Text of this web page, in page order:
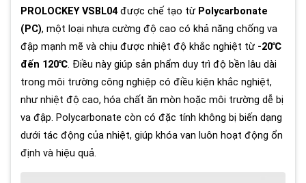
PROLOCKEY VSBL04 được chế tạo từ Polycarbonate
(PC), một loại nhựa cường độ cao có khả năng chống va
đập mạnh mẽ và chịu được nhiệt độ khắc nghiệt từ -20℃
đến 120℃. Điều này giúp sản phẩm duy trì độ bền lâu dài
trong môi trường công nghiệp có điều kiện khắc nghiệt,
như nhiệt độ cao, hóa chất ăn mòn hoặc môi trường dễ bị
va đập. Polycarbonate còn có đặc tính không bị biến dạng
dưới tác động của nhiệt, giúp khóa van luôn hoạt động ổn
định và hiệu quả.